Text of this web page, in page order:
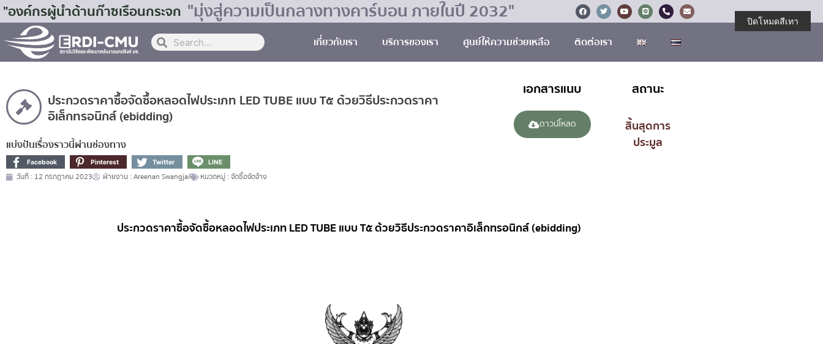
"องค์กรผู้นำด้านก๊าซเรือนกระจก "มุ่งสู่ความเป็นกลางทางคาร์บอน ภายในปี 2032"
เกี่ยวกับเรา บริการของเรา ศูนย์ให้ความช่วยเหลือ ติดต่อเรา
ประกวดราคาซื้อจัดซื้อหลอดไฟประเภท LED TUBE แบบ T๕ ด้วยวิธีประกวดราคา
อิเล็กทรอนิกส์ (ebidding)
แบ่งปันเรื่องราวนี้ผ่านช่องทาง
Facebook Pinterest Twitter LINE
วันที่ : 12 กรกฎาคม 2023 ฝ่ายงาน : Areenan Swangjai หมวดหมู่ : จัดซื้อจัดจ้าง
เอกสารแนบ
ดาวน์โหลด
สถานะ
สิ้นสุดการ
ประมูล
ประกวดราคาซื้อจัดซื้อหลอดไฟประเภท LED TUBE แบบ T๕ ด้วยวิธีประกวดราคาอิเล็กทรอนิกส์ (ebidding)
ปิดโหมดสีเทา